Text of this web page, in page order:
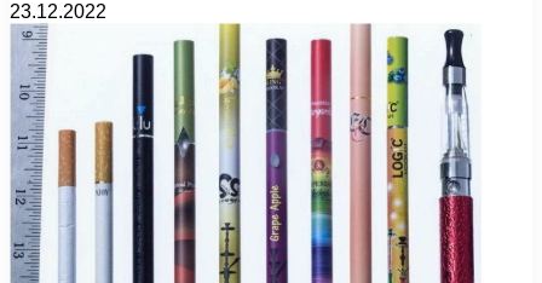
23.12.2022